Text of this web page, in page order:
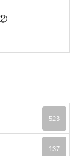
②
523
137